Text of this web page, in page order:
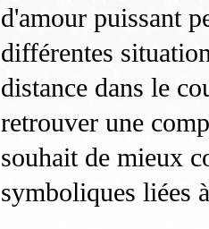
d'amour puissant
différentes
distance dans le
retrouver une
souhait de mieux
symboliques liées